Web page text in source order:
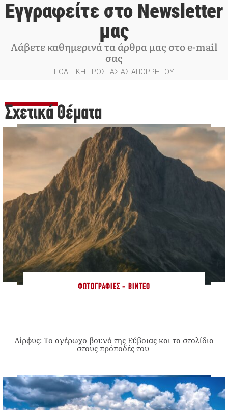
Εγγραφείτε στο Newsletter
μας
Λάβετε καθημερινά τα άρθρα μας στο e-mail
σας
ΠΟΛΙΤΙΚΗ ΠΡΟΣΤΑΣΙΑΣ ΑΠΟΡΡΗΤΟΥ
Σχετικά Θέματα
ΦΩΤΟΓΡΑΦΊΕΣ - ΒΊΝΤΕΟ
Δίρφυς: Το αγέρωχο βουνό της Εύβοιας και τα στολίδια
στους πρόποδές του